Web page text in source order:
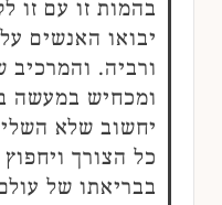
בהמות זו עם זו
יבואו האנשים
ורביה. והמרכיב
ומכחיש במעשה
יחשוב שלא
כל הצורך
בבריאתו של